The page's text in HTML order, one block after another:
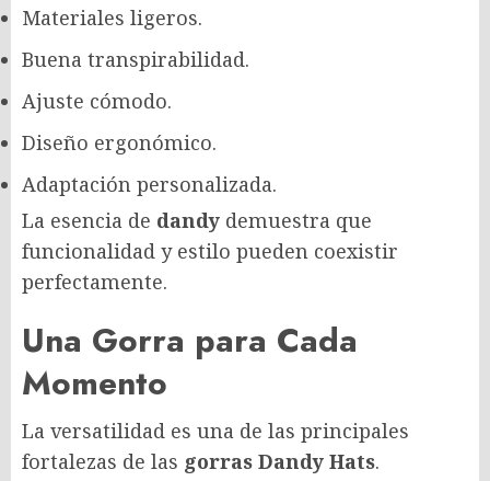
Materiales ligeros.
Buena transpirabilidad.
Ajuste cómodo.
Diseño ergonómico.
Adaptación personalizada.
La esencia de dandy demuestra que
funcionalidad y estilo pueden coexistir
perfectamente.
Una Gorra para Cada
Momento
La versatilidad es una de las principales
fortalezas de las gorras Dandy Hats.